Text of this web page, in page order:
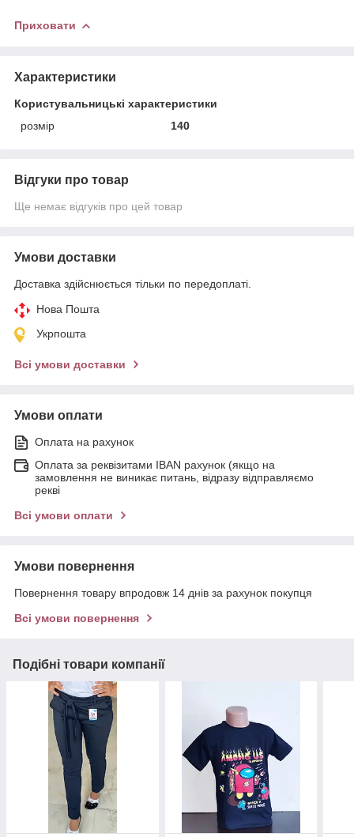
Приховати
Характеристики
Користувальницькі характеристики
розмір
140
Відгуки про товар
Ще немає відгуків про цей товар
Умови доставки
Доставка здійснюється тільки по передоплаті.
Нова Пошта
Укрпошта
Всі умови доставки
Умови оплати
Оплата на рахунок
Оплата за реквізитами IBAN рахунок (якщо на
замовлення не виникає питань, відразу відправляємо
рекві
Всі умови оплати
Умови повернення
Повернення товару впродовж 14 днів за рахунок покупця
Всі умови повернення
Подібні товари компанії